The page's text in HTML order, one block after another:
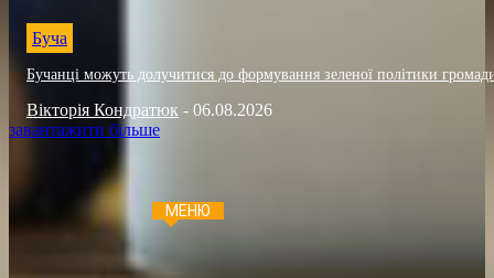
Буча
Бучанці можуть долучитися до формування зеленої політики
Вікторія Кондратюк - 06.08.2026
завантажити більше
МЕНЮ